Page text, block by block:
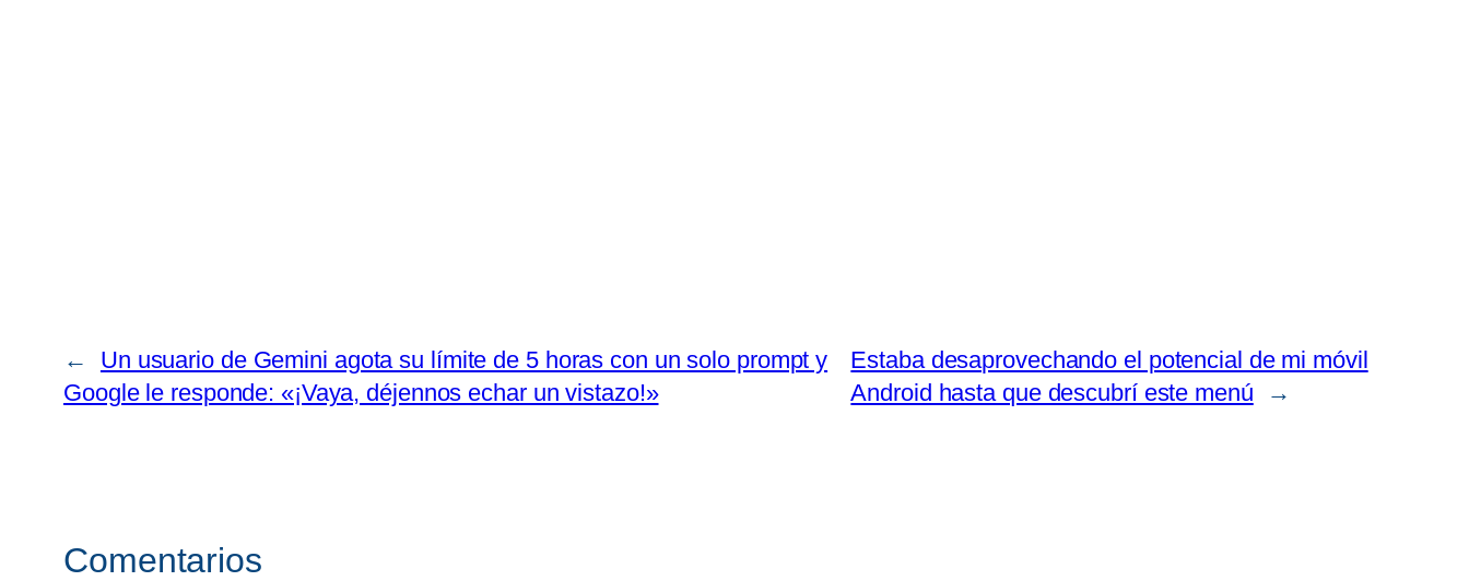
←
Un usuario de Gemini agota su límite de 5 horas con un solo prompt y
Google le responde: «¡Vaya, déjennos echar un vistazo!»
Estaba desaprovechando el potencial de mi móvil
Android hasta que descubrí este menú
→
Comentarios